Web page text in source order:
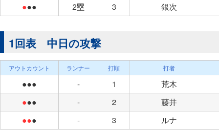
●●● 2塁 3 銀次
1回表 中日の攻撃
アウトカウント ランナー 打順 打者
●●● - 1
荒木
●●● - 2
藤井
●●● - 3 ルナ